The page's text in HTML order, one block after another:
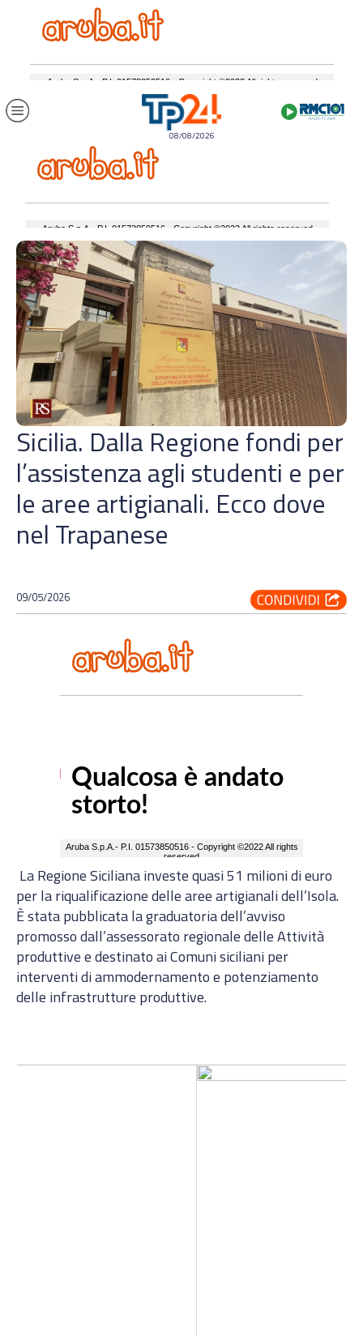
08/08/2026
Sicilia. Dalla Regione fondi per
l’assistenza agli studenti e per
le aree artigianali. Ecco dove
nel Trapanese
09/05/2026
La Regione Siciliana investe quasi 51 milioni di euro
per la riqualificazione delle aree artigianali dell’Isola.
È stata pubblicata la graduatoria dell’avviso
promosso dall’assessorato regionale delle Attività
produttive e destinato ai Comuni siciliani per
interventi di ammodernamento e potenziamento
delle infrastrutture produttive.